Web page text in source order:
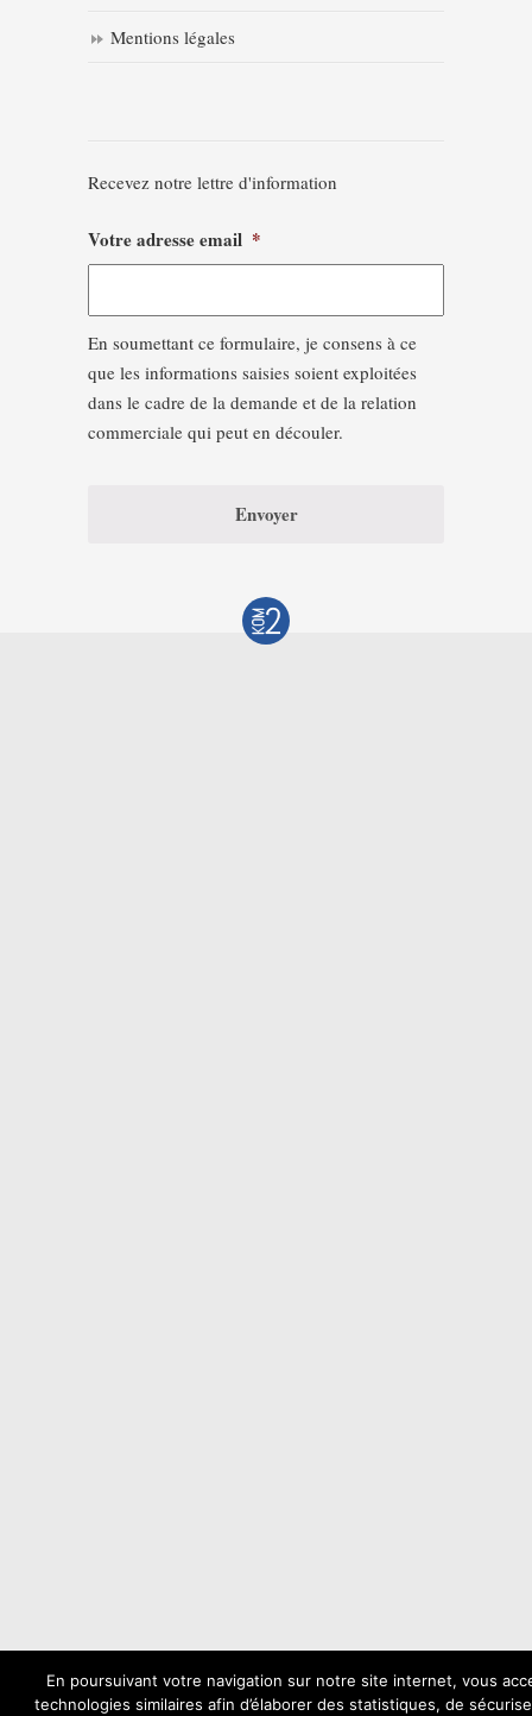
Mentions légales
Recevez notre lettre d'information
Votre adresse email *
En soumettant ce formulaire, je consens à ce
que les informations saisies soient exploitées
dans le cadre de la demande et de la relation
commerciale qui peut en découler.
En poursuivant votre navigation sur notre site internet, vous
technologies similaires afin d’élaborer des statistiques, de